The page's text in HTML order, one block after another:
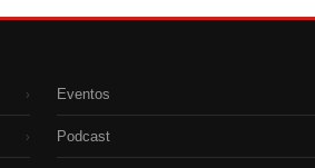
›
›
Eventos
Podcast